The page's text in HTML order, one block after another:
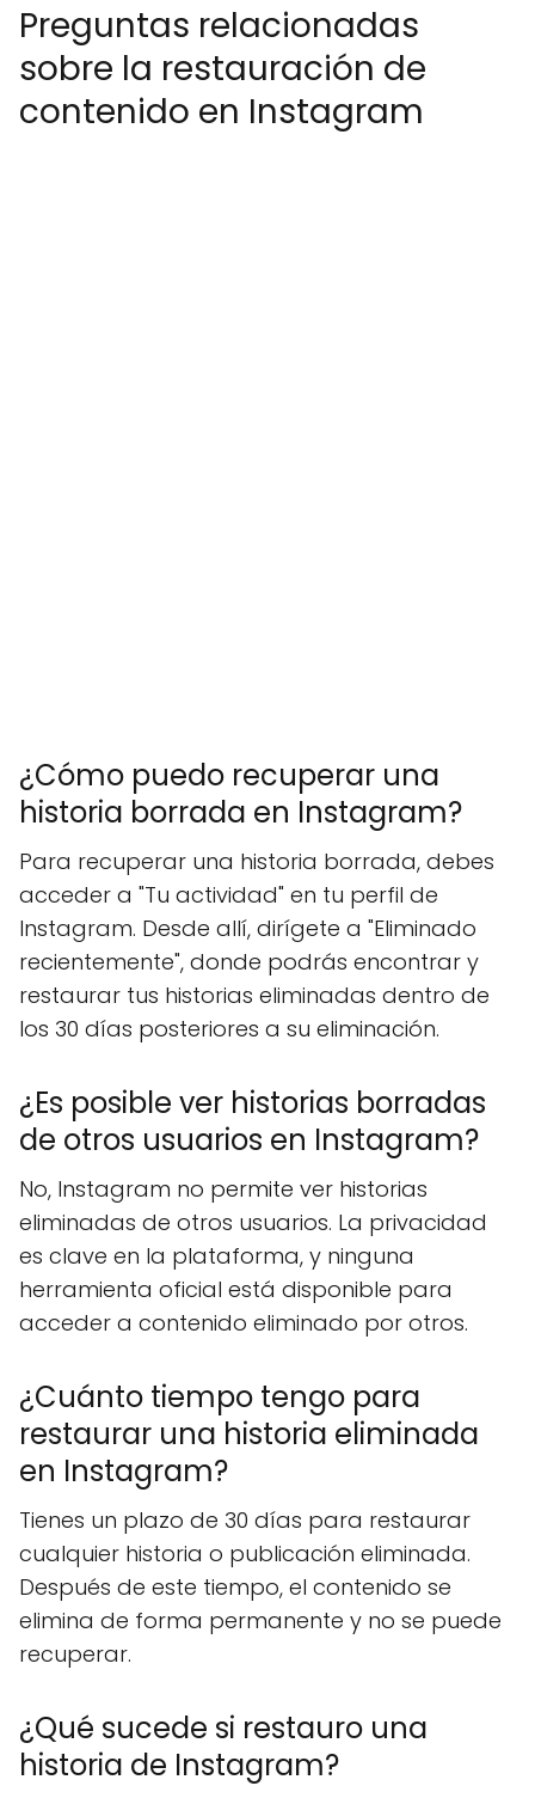
Preguntas relacionadas
sobre la restauración de
contenido en Instagram
¿Cómo puedo recuperar una
historia borrada en Instagram?
Para recuperar una historia borrada, debes
acceder a "Tu actividad" en tu perfil de
Instagram. Desde allí, dirígete a "Eliminado
recientemente", donde podrás encontrar y
restaurar tus historias eliminadas dentro de
los 30 días posteriores a su eliminación.
¿Es posible ver historias borradas
de otros usuarios en Instagram?
No, Instagram no permite ver historias
eliminadas de otros usuarios. La privacidad
es clave en la plataforma, y ninguna
herramienta oficial está disponible para
acceder a contenido eliminado por otros.
¿Cuánto tiempo tengo para
restaurar una historia eliminada
en Instagram?
Tienes un plazo de 30 días para restaurar
cualquier historia o publicación eliminada.
Después de este tiempo, el contenido se
elimina de forma permanente y no se puede
recuperar.
¿Qué sucede si restauro una
historia de Instagram?